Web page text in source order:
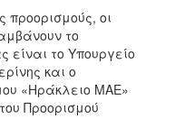
οι
το
είναι το Υπουργείο
και ο
«Ηράκλειο ΜΑΕ»
Προορισμού